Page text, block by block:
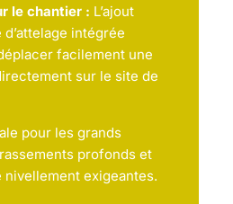
le chantier : L’ajout
d’attelage intégrée
facilement une
sur le site de
pour les grands
profonds et
nivellement exigeantes.